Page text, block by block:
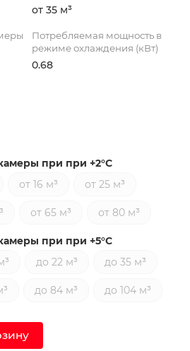
от 35 м³
Потребляемая мощность в
режиме охлаждения (кВт)
0.68
при при +2°С
от 16 м³ от 25 м³
от 65 м³ от 80 м³
при при +5°С
до 22 м³ до 35 м³
до 84 м³ до 104 м³